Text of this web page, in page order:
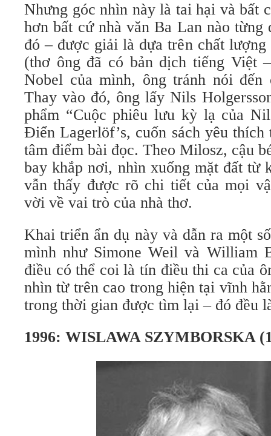
Nhưng góc nhìn này là tai hại và bất
hơn bất cứ nhà văn Ba Lan nào
đó – được giải là dựa trên chất
(thơ ông đã có bản dịch tiếng Việt
Nobel của mình, ông tránh nói đến
Thay vào đó, ông lấy Nils
phẩm “Cuộc phiêu lưu kỳ lạ của
Điển Lagerlöf’s, cuốn sách yêu
tâm điểm bài đọc. Theo Milosz, cậu
bay khắp nơi, nhìn xuống mặt đất từ
vẫn thấy được rõ chi tiết của mọi
vời về vai trò của nhà thơ.
Khai triển ẩn dụ này và dẫn ra một
mình như Simone Weil và William
điều có thể coi là tín điều thi ca của
nhìn từ trên cao trong hiện tại vĩnh
trong thời gian được tìm lại – đó đều
1996: WISLAWA SZYMBORSKA